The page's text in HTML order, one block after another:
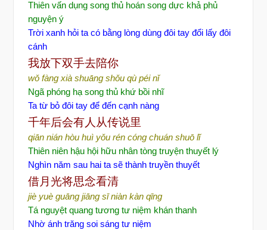
Thiên vấn dụng song thủ hoán song dực khả phủ
nguyện ý
Trời xanh hỏi ta có bằng lòng dùng đôi tay đổi lấy đôi
cánh
我放下双手去陪你
wǒ fàng xià shuāng shǒu qù péi nǐ
Ngã phóng hạ song thủ khứ bồi nhĩ
Ta từ bỏ đôi tay để đến cạnh nàng
千年后会有人从传说里
qiān nián hòu huì yǒu rén cóng chuán shuō lǐ
Thiên niên hậu hội hữu nhân tòng truyện thuyết lý
Nghìn năm sau hai ta sẽ thành truyền thuyết
借月光将思念看清
jiè yuè guāng jiāng sī niàn kàn qīng
Tá nguyệt quang tương tư niệm khán thanh
Nhờ ánh trăng soi sáng tư niệm